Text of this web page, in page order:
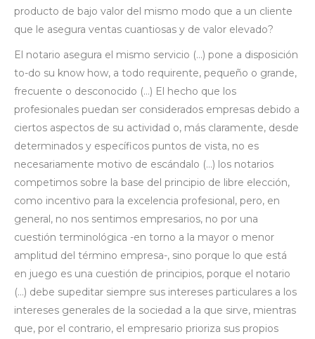
producto de bajo valor del mismo modo que a un cliente
que le asegura ventas cuantiosas y de valor elevado?
El notario asegura el mismo servicio (…) pone a disposición
to-do su know how, a todo requirente, pequeño o grande,
frecuente o desconocido (…) El hecho que los
profesionales puedan ser considerados empresas debido a
ciertos aspectos de su actividad o, más claramente, desde
determinados y específicos puntos de vista, no es
necesariamente motivo de escándalo (…) los notarios
competimos sobre la base del principio de libre elección,
como incentivo para la excelencia profesional, pero, en
general, no nos sentimos empresarios, no por una
cuestión terminológica -en torno a la mayor o menor
amplitud del término empresa-, sino porque lo que está
en juego es una cuestión de principios, porque el notario
(…) debe supeditar siempre sus intereses particulares a los
intereses generales de la sociedad a la que sirve, mientras
que, por el contrario, el empresario prioriza sus propios